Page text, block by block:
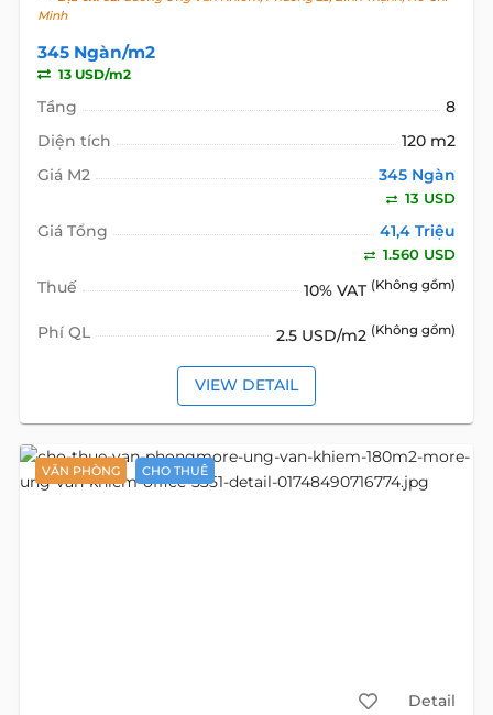
Minh
345 Ngàn/m2
13 USD/m2
Tầng
8
Diện tích
120 m2
Giá M2
345 Ngàn
13 USD
Giá Tổng 41,4 Triệu
1.560 USD
Thuế 10% VAT (Không gồm)
Phí QL 2.5 USD/m2 (Không gồm)
VIEW DETAIL
VĂN PHÒNG CHO THUÊ
Detail